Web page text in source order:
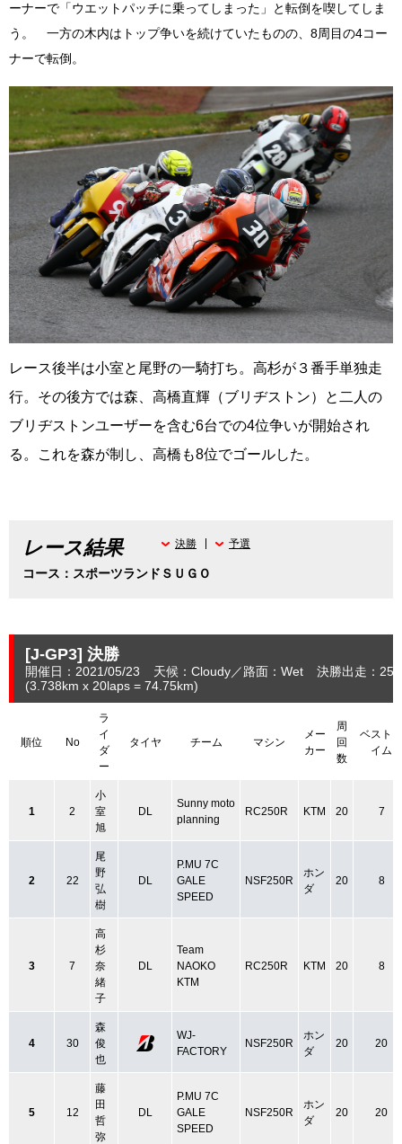
ーナーで「ウエットパッチに乗ってしまった」と転倒を喫してしま
う。 一方の木内はトップ争いを続けていたものの、8周目の4コー
ナーで転倒。
レース後半は小室と尾野の一騎打ち。高杉が３番手単独走
行。その後方では森、高橋直輝（ブリヂストン）と二人の
ブリヂストンユーザーを含む6台での4位争いが開始され
る。これを森が制し、高橋も8位でゴールした。
レース結果
コース：スポーツランドＳＵＧＯ
決勝 予選
[J-GP3] 決勝
開催日：2021/05/23 天候：Cloudy 路面：Wet
決勝出走：25
(3.738km x 20laps = 74.75km)
順位 No
ラ
イ
ダ
ー
タイヤ チーム マシン
メー
カー
周
回
数
ベストタ
イム
1 2
小
室
旭
DL
Sunny moto
planning
RC250R KTM 20 7
2 22
尾
野
弘
樹
DL
P.MU 7C
GALE
SPEED
NSF250R
ホン
ダ
20 8
3 7
高
杉
奈
緒
子
DL
Team
NAOKO
KTM
RC250R KTM 20 8
4 30
森
俊
也
WJ-
FACTORY
NSF250R
ホン
ダ
20 20
5 12
藤
田
哲
弥
DL
P.MU 7C
GALE
SPEED
NSF250R
ホン
ダ
20 20